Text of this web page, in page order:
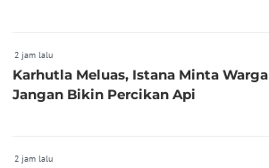
2 jam lalu
Karhutla Meluas, Istana Minta Warga
Jangan Bikin Percikan Api
2 jam lalu